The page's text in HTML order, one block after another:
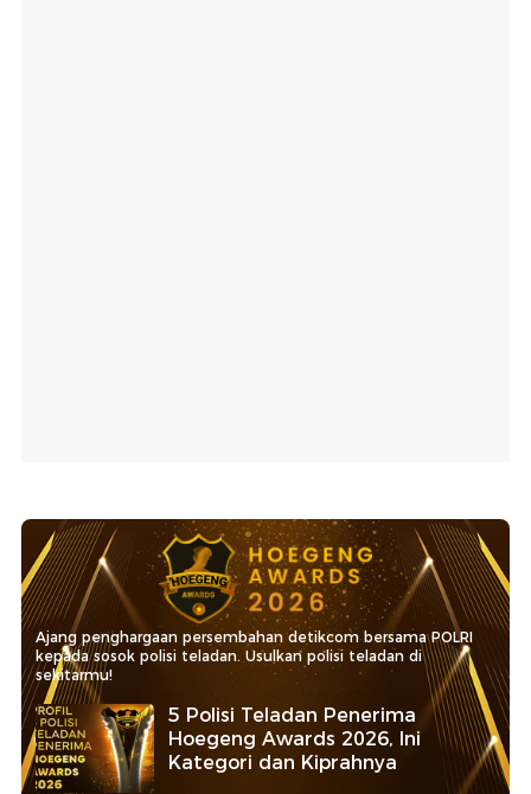
Ajang penghargaan persembahan detikcom bersama POLRI
kepada sosok polisi teladan. Usulkan polisi teladan di
sekitarmu!
5 Polisi Teladan Penerima
Hoegeng Awards 2026, Ini
Kategori dan Kiprahnya